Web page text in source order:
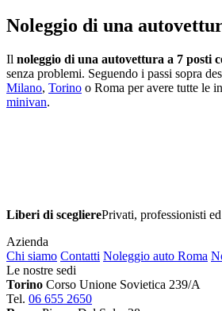
Noleggio di una
Il noleggio di una autovettura a 7 posti
senza problemi. Seguendo i passi sopra
Milano, Torino o Roma per avere tutte le
minivan.
Liberi di sceglierePrivati, professionisti
Azienda
Chi siamo Contatti Noleggio auto Roma
Le nostre sedi
Torino Corso Unione Sovietica 239/A
Tel. 06 655 2650